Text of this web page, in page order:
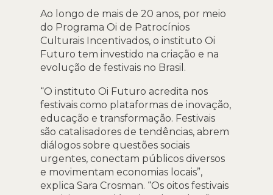
Ao longo de mais de 20 anos, por meio
do Programa Oi de Patrocínios
Culturais Incentivados, o instituto Oi
Futuro tem investido na criação e na
evolução de festivais no Brasil.
“O instituto Oi Futuro acredita nos
festivais como plataformas de inovação,
educação e transformação. Festivais
são catalisadores de tendências, abrem
diálogos sobre questões sociais
urgentes, conectam públicos diversos
e movimentam economias locais”,
explica Sara Crosman. “Os oitos festivais